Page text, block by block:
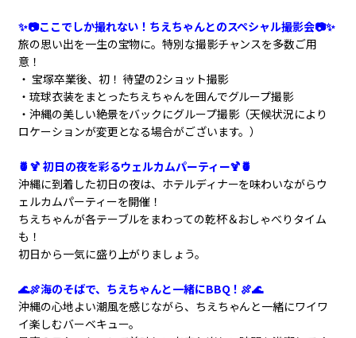
✨📷ここでしか撮れない！ちえちゃんとのスペシャル撮影会📷✨
旅の思い出を一生の宝物に。特別な撮影チャンスを多数ご用
意！
・ 宝塚卒業後、初！ 待望の2ショット撮影
・琉球衣装をまとったちえちゃんを囲んでグループ撮影
・沖縄の美しい絶景をバックにグループ撮影（天候状況により
ロケーションが変更となる場合がございます。）
🍍🍹 初日の夜を彩るウェルカムパーティー🍹🍍
沖縄に到着した初日の夜は、ホテルディナーを味わいながらウ
ェルカムパーティーを開催！
ちえちゃんが各テーブルをまわっての乾杯＆おしゃべりタイム
も！
初日から一気に盛り上がりましょう。
🌊🍖海のそばで、ちえちゃんと一緒にBBQ！🍖🌊
沖縄の心地よい潮風を感じながら、ちえちゃんと一緒にワイワ
イ楽しむバーベキュー。